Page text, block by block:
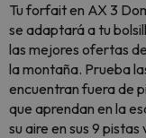
Tu forfait en AX 3
se adaptará a tu
las mejores ofertas
la montaña. Prueba
encuentran fuera de
que aprendan en la
su aire en sus 9